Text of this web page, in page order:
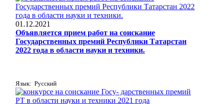
01.12.2021
Объявляется прием работ на соискание
Государственных премий Республики Татарстан
2022 года в области науки и техники.
Язык: Русский